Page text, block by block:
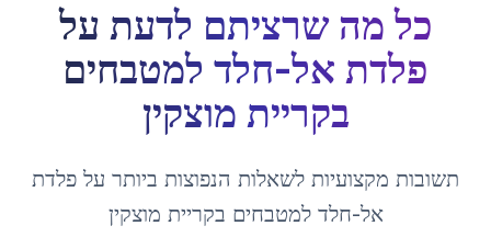
כל מה שרציתם לדעת על
פלדת אל-חלד למטבחים
בקריית מוצקין
תשובות מקצועיות לשאלות הנפוצות ביותר על פלדת
אל-חלד למטבחים בקריית מוצקין